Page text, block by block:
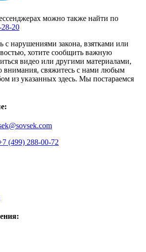
можно также найти по
20
с нарушениями закона, взятками или
хотите сообщить важную
видео или другими материалами,
свяжитесь с нами любым
из указанных здесь. Мы постараемся
(499) 288-00-72